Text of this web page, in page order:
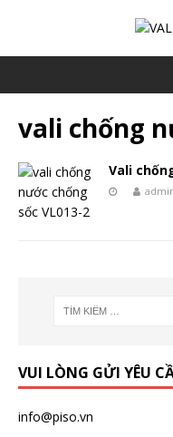
vali chống
Vali
VUI LÒNG GỬI YÊU
info@piso.vn